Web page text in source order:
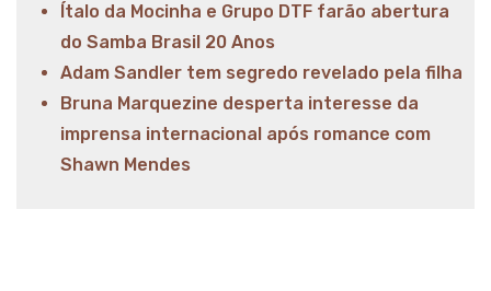
Ítalo da Mocinha e Grupo DTF farão abertura
do Samba Brasil 20 Anos
Adam Sandler tem segredo revelado pela filha
Bruna Marquezine desperta interesse da
imprensa internacional após romance com
Shawn Mendes